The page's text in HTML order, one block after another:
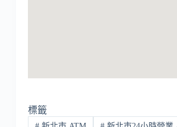
標籤